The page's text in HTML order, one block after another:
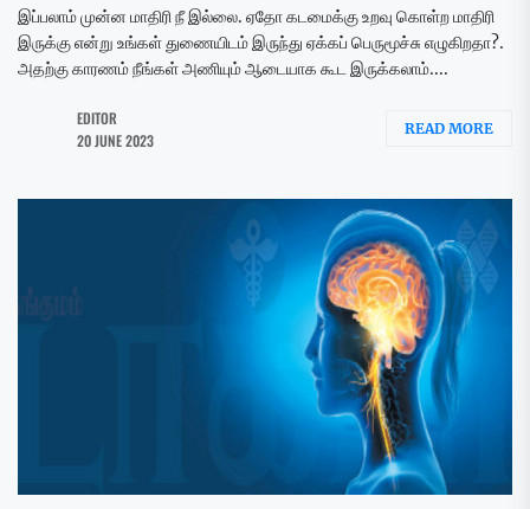
இப்பலாம் முன்ன மாதிரி நீ இல்லை. ஏதோ கடமைக்கு உறவு கொள்ற மாதிரி
இருக்கு என்று உங்கள் துணையிடம் இருந்து ஏக்கப் பெருமூச்சு எழுகிறதா?.
அதற்கு காரணம் நீங்கள் அணியும் ஆடையாக கூட இருக்கலாம்....
EDITOR
20 JUNE 2023
READ MORE